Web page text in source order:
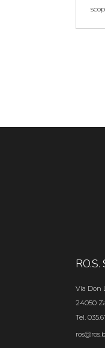
RO.S.
Via Don
24050
Tel.